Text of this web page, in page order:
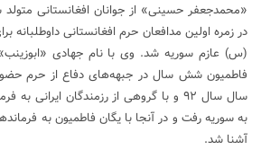
در زمره اولین مدافعان حرم افغانستانی
(س) عازم سوریه شد. وی با نام جهادی «ابوزینب»
فاطمیون شش سال در جبهه‌های دفاع از حرم
سال سال ۹۲ و با گروهی از رزمندگان
به سوریه رفت و در آنجا با یگان فاطمیون به
آشنا شد.